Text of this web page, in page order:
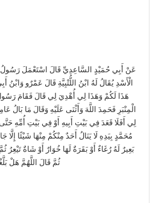
عَنْ أَبِي حُمَيْدٍ السَّاعِدِيِّ قَالَ اسْتَعْمَلَ رَسُولُ
الْأَسْدِ يُقَالُ لَهُ ابْنُ اللُّتْبِيَّةِ قَالَ عَمْرٌو
هَذَا لَكُمْ وَهَذَا لِي أُهْدِيَ لِي قَالَ فَقَامَ
الْمِنْبَرِ فَحَمِدَ اللَّهَ وَأَثْنَى عَلَيْهِ وَقَالَ مَا بَالُ
لِي أَفَلَا قَعَدَ فِي بَيْتِ أَبِيهِ أَوْ فِي بَيْتِ أُمِّهِ
مُحَمَّدٍ بِيَدِهِ لَا يَنَالُ أَحَدٌ مِنْكُمْ مِنْهَا شَيْئًا إِلَّا
بَعِيرٌ لَهُ رُغَاءٌ أَوْ بَقَرَةٌ لَهَا خُوَارٌ أَوْ شَاةٌ تَيْعِرُ
ثُمَّ قَالَ اللَّهُمَّ هَلْ